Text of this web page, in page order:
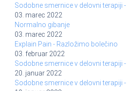
Sodobne smernice v delovni terapiji
03. marec 2022
Normalno gibanje
03. marec 2022
Explain Pain - Razložimo bolečino
03. februar 2022
Sodobne smernice v delovni terapiji
20. januar 2022
Sodobne smernice v delovni terapiji